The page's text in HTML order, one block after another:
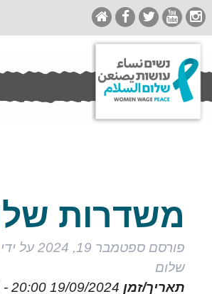
משדרות
פורסם ספטמבר 19, 2024 על ידי
שלום
תאריך/זמן19/09/2024
20:00 - 21:00